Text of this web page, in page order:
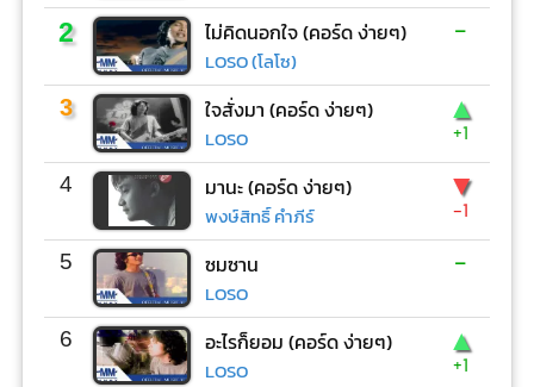
2 ไม่คิดนอกใจ (คอร์ด ง่ายๆ)
LOSO (โลโซ)
-
3 ใจสั่งมา (คอร์ด ง่ายๆ)
LOSO
▲
+1
4 มานะ (คอร์ด ง่ายๆ)
พงษ์สิทธิ์ คำภีร์
▼
-1
5 ซมซาน
LOSO
-
6 อะไรก็ยอม (คอร์ด ง่ายๆ)
LOSO
▲
+1